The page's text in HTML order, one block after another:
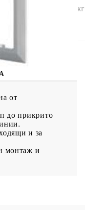
кг
от
до прикрито
и за
монтаж и